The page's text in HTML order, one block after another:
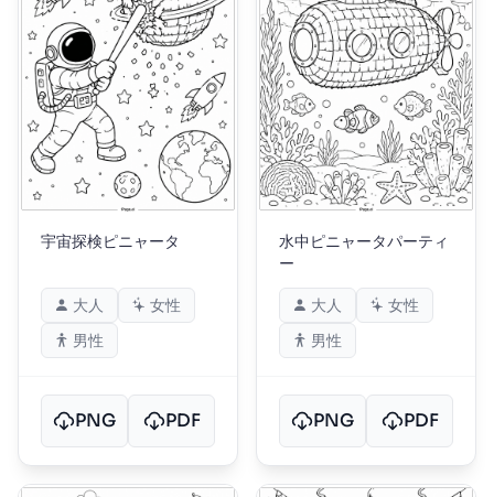
宇宙探検ピニャータ
大人
女性
男性
PNG PDF
水中ピニャータパーティ
ー
大人
女性
男性
PNG PDF